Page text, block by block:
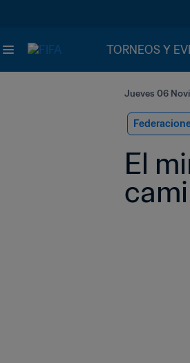
TORNEOS Y
Jueves 06
El